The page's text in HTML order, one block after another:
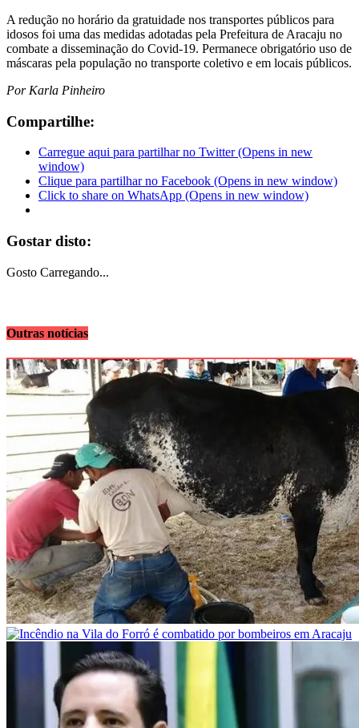
A redução no horário da gratuidade nos transportes públicos para
idosos foi uma das medidas adotadas pela Prefeitura de Aracaju no
combate a disseminação do Covid-19. Permanece obrigatório uso de
máscaras pela população no transporte coletivo e em locais públicos.
Por Karla Pinheiro
Compartilhe:
Carregue aqui para partilhar no Twitter (Opens in new
window)
Clique para partilhar no Facebook (Opens in new window)
Click to share on WhatsApp (Opens in new window)
Gostar disto:
Gosto Carregando...
Outras notícias